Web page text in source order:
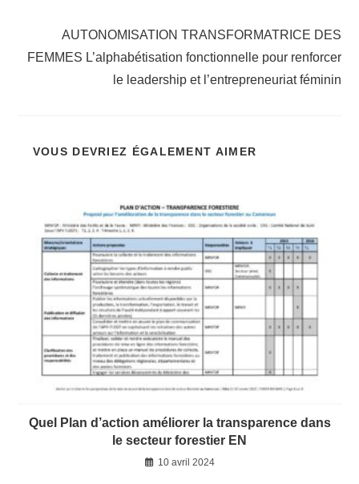
AUTONOMISATION TRANSFORMATRICE DES
FEMMES L’alphabétisation fonctionnelle pour renforcer
le leadership et l’entrepreneuriat féminin
VOUS DEVRIEZ ÉGALEMENT AIMER
Quel Plan d’action améliorer la transparence dans
le secteur forestier EN
10 avril 2024